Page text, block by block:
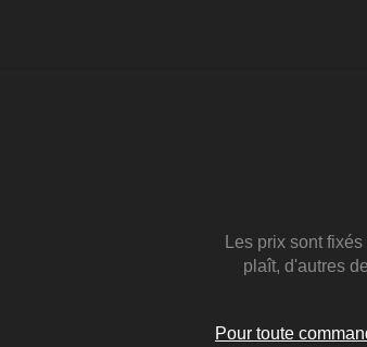
Les prix sont
plaît, d'autres
Pour toute